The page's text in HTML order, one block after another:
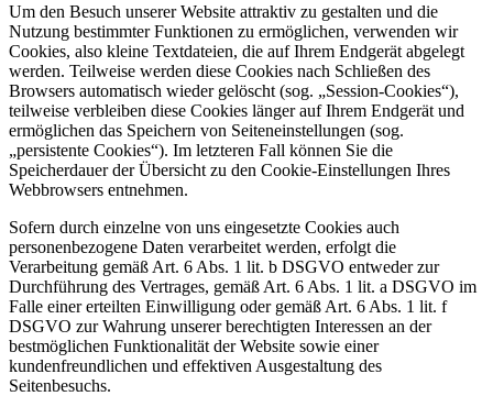
Um den Besuch unserer Website attraktiv zu gestalten und die
Nutzung bestimmter Funktionen zu ermöglichen, verwenden wir
Cookies, also kleine Textdateien, die auf Ihrem Endgerät abgelegt
werden. Teilweise werden diese Cookies nach Schließen des
Browsers automatisch wieder gelöscht (sog. „Session-Cookies“),
teilweise verbleiben diese Cookies länger auf Ihrem Endgerät und
ermöglichen das Speichern von Seiteneinstellungen (sog.
„persistente Cookies“). Im letzteren Fall können Sie die
Speicherdauer der Übersicht zu den Cookie-Einstellungen Ihres
Webbrowsers entnehmen.
Sofern durch einzelne von uns eingesetzte Cookies auch
personenbezogene Daten verarbeitet werden, erfolgt die
Verarbeitung gemäß Art. 6 Abs. 1 lit. b DSGVO entweder zur
Durchführung des Vertrages, gemäß Art. 6 Abs. 1 lit. a DSGVO im
Falle einer erteilten Einwilligung oder gemäß Art. 6 Abs. 1 lit. f
DSGVO zur Wahrung unserer berechtigten Interessen an der
bestmöglichen Funktionalität der Website sowie einer
kundenfreundlichen und effektiven Ausgestaltung des
Seitenbesuchs.